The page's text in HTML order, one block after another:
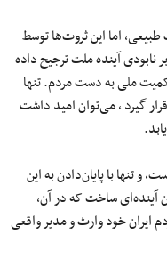
اما این ثروت‌ها توسط
نابودی آینده ملت ترجیح داده
ملی به دست مردم. تنها
گیرد ، می‌توان امید داشت
و تنها با پایان‌دادن به این
ساخت که در آن،
خود وارث و مدیر واقعی